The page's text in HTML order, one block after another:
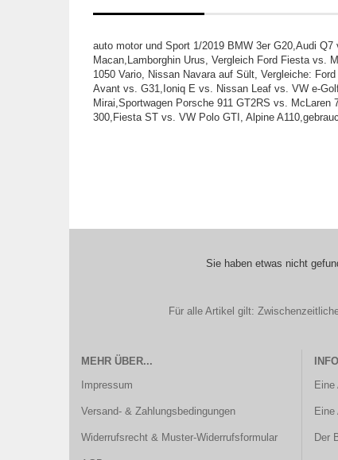
auto motor und Sport 1/2019 BMW 3er G20,Audi
Macan,Lamborghin Urus, Vergleich Ford Fiesta vs.
1050 Vario, Nissan Navara auf Sült, Vergleiche:
Avant vs. G31,Ioniq E vs. Nissan Leaf vs. VW e-
Mirai,Sportwagen Porsche 911 GT2RS vs.
300,Fiesta ST vs. VW Polo GTI, Alpine
Sie haben etwas nicht
Für alle Artikel gilt:
MEHR ÜBER...
Impressum
Versand- & Zahlungsbedingungen
Widerrufsrecht & Muster-Widerrufsformular Der